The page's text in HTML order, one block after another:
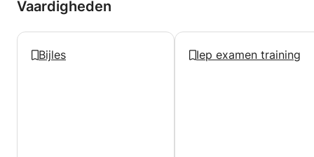
Vaardigheden
Bijles Iep examen training